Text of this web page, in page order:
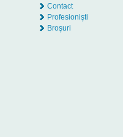
Contact
Profesionişti
Broşuri